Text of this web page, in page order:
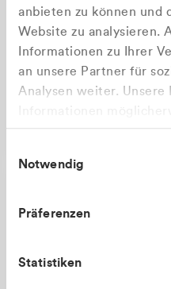
anbieten zu können und
Website zu analysieren.
Informationen zu Ihrer
an unsere Partner für
Analysen weiter. Unsere
gesammelt haben.
Notwendig
Präferenzen
Statistiken
Apilash